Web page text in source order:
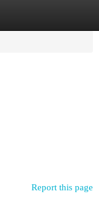
Report this page